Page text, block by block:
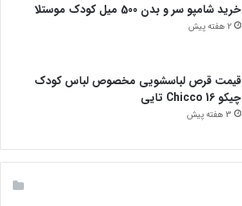
خرید شامپو سر و بدن 500 میل کودک موستلا
2 هفته پیش
قیمت قرص لباسشویی مخصوص لباس کودک
چیکو Chicco 16 تایی
3 هفته پیش